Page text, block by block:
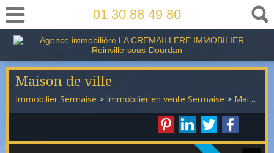
01 30 88 49 80
Maison de ville
Immobilier Sermaise > Immobilier en vente Sermaise > Maison Mitoyenne 2 côtés en vente Sermaise